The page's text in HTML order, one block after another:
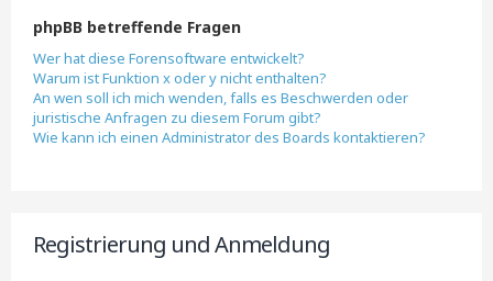
phpBB betreffende Fragen
Wer hat diese Forensoftware entwickelt?
Warum ist Funktion x oder y nicht enthalten?
An wen soll ich mich wenden, falls es Beschwerden oder
juristische Anfragen zu diesem Forum gibt?
Wie kann ich einen Administrator des Boards kontaktieren?
Registrierung und Anmeldung